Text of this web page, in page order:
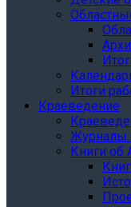
Итоги
Краеведение
Журналы
Книги об